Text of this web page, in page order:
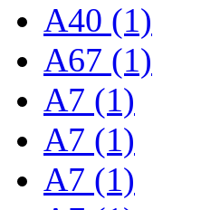
A40 (1)
A67 (1)
A7 (1)
A7 (1)
A7 (1)